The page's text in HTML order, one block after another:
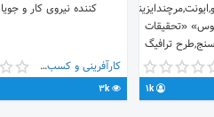
«تحقیقات
ترافیگ
گروه, تبلیغاتی
https://t.me/joinchat/
1k
کننده نیروی کار و
کارآفرینی و کسب و کار
3k